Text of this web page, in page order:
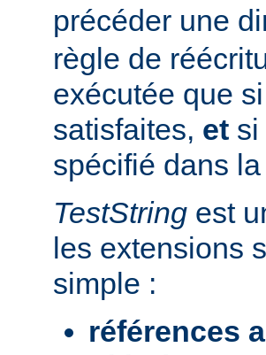
précéder une
règle de
exécutée que
satisfaites, et si
spécifié dans
TestString est
les extensions
simple :
références